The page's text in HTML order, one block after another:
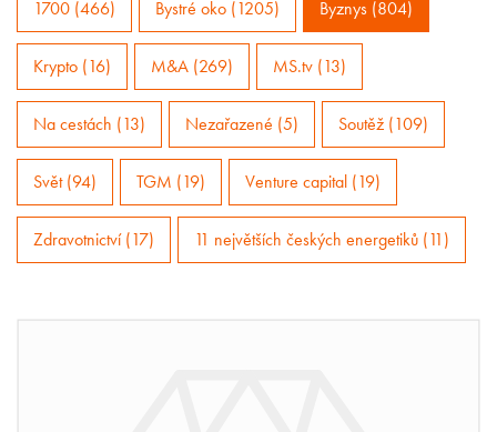
1700 (466) Bystré oko (1205) Byznys (804)
Krypto (16) M&A (269) MS.tv (13)
Na cestách (13) Nezařazené (5) Soutěž (109)
Svět (94) TGM (19) Venture capital (19)
Zdravotnictví (17) 11 největších českých energetiků (11)